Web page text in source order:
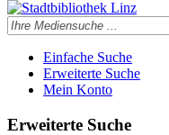
Einfache Suche
Erweiterte Suche
Mein Konto
Erweiterte Suche